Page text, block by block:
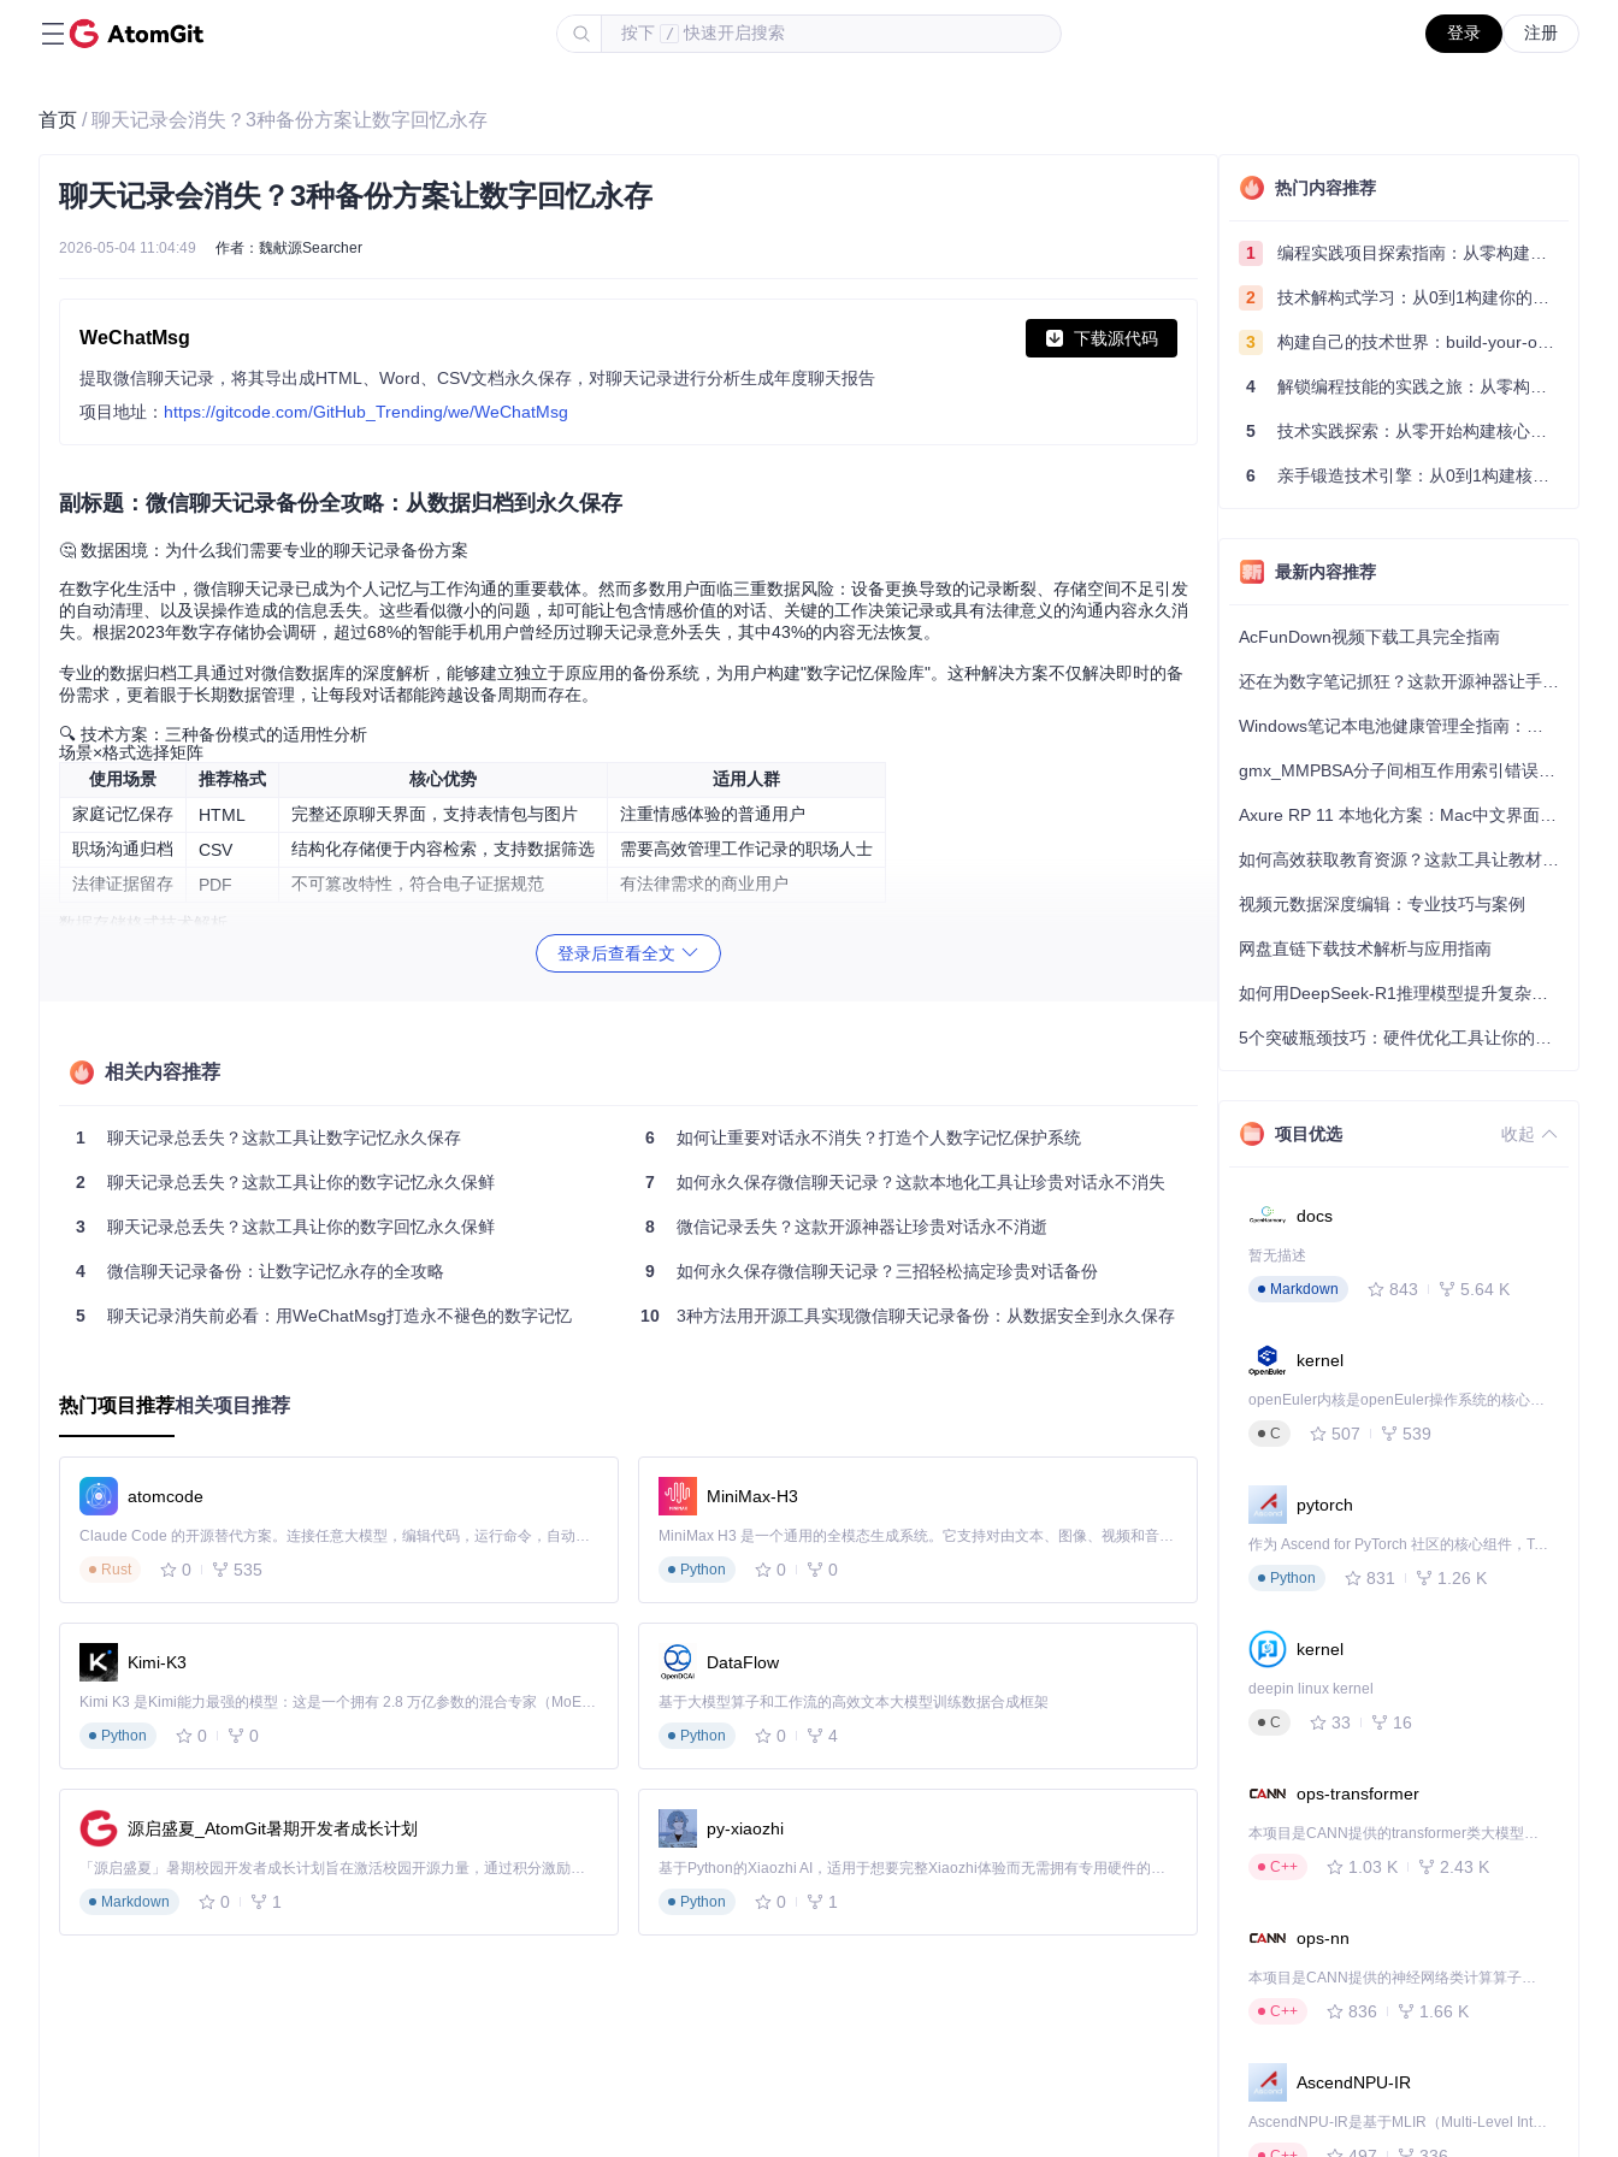
按下 / 快速开启搜索 登录 注册
首页 / 聊天记录会消失？3种备份方案让数字回忆永存
聊天记录会消失？3种备份方案让数字回忆永存
2026-05-04 11:04:49 作者：魏献源Searcher
WeChatMsg 下载源代码
提取微信聊天记录，将其导出成HTML、Word、CSV文档永久保存，对聊天记录进行分析生成年度聊天报告
项目地址： https://gitcode.com/GitHub_Trending/we/WeChatMsg
副标题：微信聊天记录备份全攻略：从数据归档到永久保存
🤔 数据困境：为什么我们需要专业的聊天记录备份方案
在数字化生活中，微信聊天记录已成为个人记忆与工作沟通的重要载体。然而多数用户面临三重数据风险：设备更换导致的记录断裂、存储空间不足引发
的自动清理、以及误操作造成的信息丢失。这些看似微小的问题，却可能让包含情感价值的对话、关键的工作决策记录或具有法律意义的沟通内容永久消
失。根据2023年数字存储协会调研，超过68%的智能手机用户曾经历过聊天记录意外丢失，其中43%的内容无法恢复。
专业的数据归档工具通过对微信数据库的深度解析，能够建立独立于原应用的备份系统，为用户构建"数字记忆保险库"。这种解决方案不仅解决即时的备
份需求，更着眼于长期数据管理，让每段对话都能跨越设备周期而存在。
🔍 技术方案：三种备份模式的适用性分析
场景×格式选择矩阵
使用场景
推荐格式 核心优势
适用人群
家庭记忆保存
HTML 完整还原聊天界面，支持表情包与图片
注重情感体验的普通用户
职场沟通归档
CSV 结构化存储便于内容检索，支持数据筛选
需要高效管理工作记录的职场人士
法律证据留存
PDF 不可篡改特性，符合电子证据规范 有法律需求的商业用户
数据存储格式技术解析
不同的存储格式对应不同的应用场景，了解其技术特性有助于做出最佳选择：
CSV格式：以逗号分隔值存储文本信息，将每条消息拆解为时间戳、发送方、内容等字段。技术优势是占用空间小（约为HTML的1/8），支持Excel等
PDF格式：通过固定版式技术确保内容显示一致性，支持数字签名功能。在法律场景中具有不可篡改性，符合《电子签名法》对电子证据的要求；但修
本地处理验证
确认工具是否在设备本地完成所有操作，不将数据上传至第三方服务器。可通过任务管理器检查网络活动，或查看软件权限申请列表排除云端同步功
优质工具应采用只读方式访问微信数据库，避免对原始数据造成意外修改。可在操作前后对比数据库文件哈希值，验证数据完整性。
备份校验功能
选择具备数据校验的工具，通过CRC32或MD5算法验证备份文件完整性，防止存储过程中的数据损坏。
存储位置选择
支持自定义备份路径，可将数据保存至外接硬盘或加密分区，与系统盘物理隔离。
操作日志记录
完整记录所有备份活动，包括时间戳、操作人、数据量等信息，便于审计和问题追溯。
🌱 价值实现：三个典型场景的备份实践
家庭场景：跨代沟通的数字家谱
张女士通过HTML格式备份了与海外留学女儿三年的聊天记录。系统自动按时间轴整理成"数字成长日记"，不仅保留了女儿分享的生活照片，还通过情感分
析功能标记了重要节日的对话节点。当女儿回国时，这份动态备份成为全家人共同回顾成长历程的珍贵资料。
职场场景：项目决策的知识管理
某互联网公司产品团队使用CSV格式归档所有需求沟通记录。通过数据透视表功能，他们能快速定位特定功能的决策过程，将散落在聊天中的创意火花转
登录后查看全文
相关内容推荐
1 聊天记录总丢失？这款工具让数字记忆永久保存
2 聊天记录总丢失？这款工具让你的数字记忆永久保鲜
3 聊天记录总丢失？这款工具让你的数字回忆永久保鲜
4 微信聊天记录备份：让数字记忆永存的全攻略
5 聊天记录消失前必看：用WeChatMsg打造永不褪色的数字记忆
6 如何让重要对话永不消失？打造个人数字记忆保护系统
7 如何永久保存微信聊天记录？这款本地化工具让珍贵对话永不消失
8 微信记录丢失？这款开源神器让珍贵对话永不消逝
9 如何永久保存微信聊天记录？三招轻松搞定珍贵对话备份
10 3种方法用开源工具实现微信聊天记录备份：从数据安全到永久保存
热门项目推荐相关项目推荐
atomcode
Claude Code 的开源替代方案。连接任意大模型，编辑代码，运行命令，自动验证 — 全自动执行。用 Rust 构建，极致性能。 ｜ An open-source alternative to Claude Code. Connect any LLM, edit code, run commands, and verify changes — autonomously. Built in Rust for speed. Get Started
Rust
0 535
MiniMax-H3
MiniMax H3 是一个通用的全模态生成系统。它支持对由文本、图像、视频和音频组成的多模态上下文进行统一理解，并能生成分辨率高达 2K、时长可达 15 秒的带原生立体声音频的视频。得益于面向任务泛化的系统设计，H3 在预训练阶段就已具备广泛的多模态上下文理解与生成能力，能够出色地执行复杂的多模态指令。
Python
0 0
Kimi-K3
Kimi K3 是Kimi能力最强的模型：这是一个拥有 2.8 万亿参数的混合专家（MoE）模型，具备原生视觉理解能力，并支持 100 万 token 的上下文窗口。
Python
0 0
DataFlow
基于大模型算子和工作流的高效文本大模型训练数据合成框架
Python
0 4
源启盛夏_AtomGit暑期开发者成长计划
「源启盛夏」暑期校园开发者成长计划旨在激活校园开源力量，通过积分激励、认证扶持、资源倾斜等形式，引导高校组织和开发者完成「入驻 — 建项目 — 做贡献 — 获认证 — 得资源」的完整闭环。无论你是想带领社团入驻平台的组织者，还是希望用代码贡献证明自己的开发者，都能在这里找到属于你的成长路径。
Markdown
0 1
py-xiaozhi
基于Python的Xiaozhi AI，适用于想要完整Xiaozhi体验而无需拥有专用硬件的用户。
Python
0 1
热门内容推荐
1 编程实践项目探索指南：从零构建技术能力体系
2 技术解构式学习：从0到1构建你的编程知识体系
3 构建自己的技术世界：build-your-own-x项目的实践探索指南
4 解锁编程技能的实践之旅：从零构建你的技术世界
5 技术实践探索：从零开始构建核心系统的实践指南
6 亲手锻造技术引擎：从0到1构建核心系统的实践指南
最新内容推荐
AcFunDown视频下载工具完全指南
视频元数据深度编辑：专业技巧与案例
网盘直链下载技术解析与应用指南
项目优选 收起
docs
暂无描述
Markdown
843 5.64 K
kernel
openEuler内核是openEuler操作系统的核心，既是系统性能与稳定性的基石，也是连接处理器、设备与服务的桥梁。
C
507 539
pytorch
作为 Ascend for PyTorch 社区的核心组件，TorchNPU 是昇腾专为 PyTorch 打造的深度学习适配插件，使 PyTorch 框架能够直接调用昇腾 NPU，为开发者提供昇腾 AI 处理器的超强算力。
Python
831 1.26 K
kernel
deepin linux kernel
C
33 16
ops-transformer
本项目是CANN提供的transformer类大模型算子库，实现网络在NPU上加速计算。
C++
1.03 K 2.43 K
ops-nn
本项目是CANN提供的神经网络类计算算子库，实现网络在NPU上加速计算。
C++
836 1.66 K
AscendNPU-IR
AscendNPU-IR是基于MLIR（Multi-Level Intermediate Representation）构建的，面向昇腾亲和算子编译时使用的中间表示，提供昇腾完备表达能力，通过编译优化提升昇腾AI处理器计算效率，支持通过生态框架使能昇腾AI处理器与深度调优